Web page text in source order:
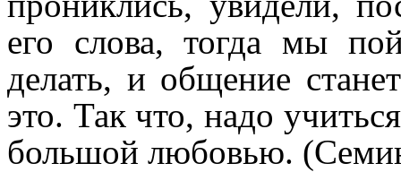
его слова, тогда мы
делать, и общение
это. Так что, надо
большой любовью.